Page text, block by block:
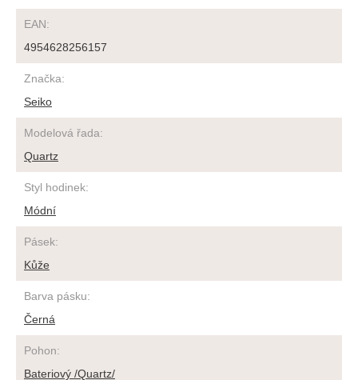
EAN:
4954628256157
Značka:
Seiko
Modelová řada:
Quartz
Styl hodinek:
Módní
Pásek:
Kůže
Barva pásku:
Černá
Pohon:
Bateriový /Quartz/